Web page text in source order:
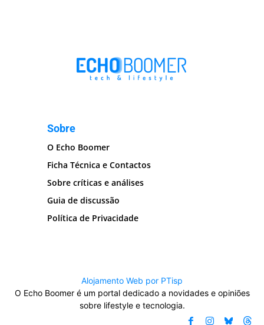
Sobre
O Echo Boomer
Ficha Técnica e Contactos
Sobre críticas e análises
Guia de discussão
Política de Privacidade
Alojamento Web por PTisp
O Echo Boomer é um portal dedicado a novidades e opiniões
sobre lifestyle e tecnologia.